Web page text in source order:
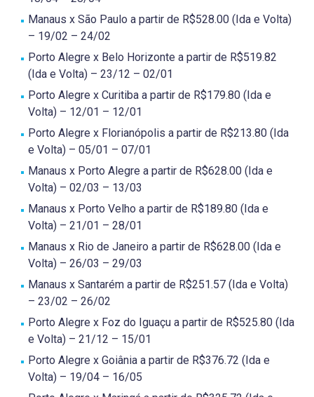
Manaus x São Paulo a partir de R$528.00 (Ida e Volta)
– 19/02 – 24/02
Porto Alegre x Belo Horizonte a partir de R$519.82
(Ida e Volta) – 23/12 – 02/01
Porto Alegre x Curitiba a partir de R$179.80 (Ida e
Volta) – 12/01 – 12/01
Porto Alegre x Florianópolis a partir de R$213.80 (Ida
e Volta) – 05/01 – 07/01
Manaus x Porto Alegre a partir de R$628.00 (Ida e
Volta) – 02/03 – 13/03
Manaus x Porto Velho a partir de R$189.80 (Ida e
Volta) – 21/01 – 28/01
Manaus x Rio de Janeiro a partir de R$628.00 (Ida e
Volta) – 26/03 – 29/03
Manaus x Santarém a partir de R$251.57 (Ida e Volta)
– 23/02 – 26/02
Porto Alegre x Foz do Iguaçu a partir de R$525.80 (Ida
e Volta) – 21/12 – 15/01
Porto Alegre x Goiânia a partir de R$376.72 (Ida e
Volta) – 19/04 – 16/05